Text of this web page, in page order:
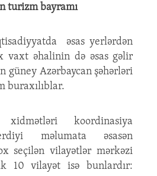
turizm bayramı
əsas yerlərdən
vaxt əhalinin də əsas gəlir
güney Azərbaycan şəhərləri
buraxılıblar.
koordinasiya
məlumata əsasən
seçilən vilayətlər mərkəzi
10 vilayət isə bunlardır: